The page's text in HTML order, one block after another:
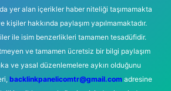
yer alan içerikler haber niteliği taşımamakta
kişiler hakkında paylaşım yapılmamaktadır.
ile isim benzerlikleri tamamen tesadüfidir.
ve tamamen ücretsiz bir bilgi paylaşım
ve yasal düzenlemelere aykırı olduğunu
backlinkpanelicomtr@gmail.comadresine